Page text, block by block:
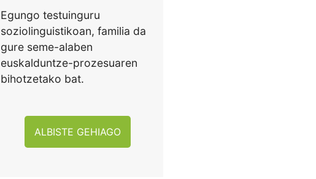
Egungo testuinguru
soziolinguistikoan, familia da
gure seme-alaben
euskalduntze-prozesuaren
bihotzetako bat.
ALBISTE GEHIAGO